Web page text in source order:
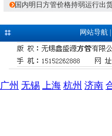
国内明日方管价格持弱运行出
网站导航|
广州 无锡 上海 杭州 济南